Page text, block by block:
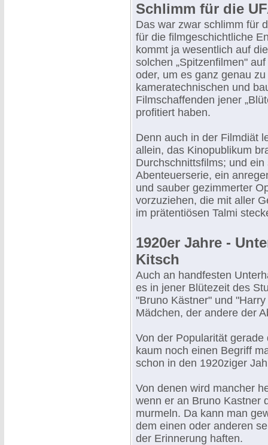
Schlimm für die
Das war zwar schlimm für
für die filmgeschichtliche
kommt ja wesentlich auf
solchen „Spitzenfilmen"
oder, um es ganz genau
kameratechnischen und
Filmschaffenden jener
profitiert haben.
Denn auch in der Filmdiät
allein, das Kinopublikum
Durchschnittsfilms; und
Abenteuerserie, ein
und sauber gezimmerter
vorzuziehen, die mit aller
im prätentiösen Talmi
1920er Jahre -
Kitsch
Auch an handfesten
es in jener Blütezeit des
"Bruno Kästner" und
Mädchen, der andere der
Von der Popularität
kaum noch einen Begriff
schon in den 1920ziger
Von denen wird mancher
wenn er an Bruno Kastner
murmeln. Da kann man
dem einen oder anderen
der Erinnerung haften.